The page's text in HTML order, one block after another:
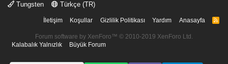
Tungsten Türkçe (TR)
İletişim Koşullar Gizlilik Politikası Yardım Anasayfa
R
Forum software by XenForo™ © 2010-2019 XenForo Ltd.
Kalabalık Yalnızlık
Büyük Forum